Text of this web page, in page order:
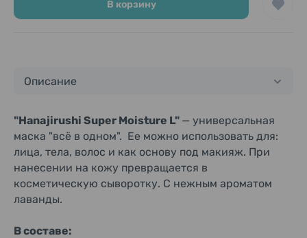
В корзину
Описание
"Hanajirushi Super Moisture L" — универсальная
маска "всё в одном". Ее можно использовать для:
лица, тела, волос и как основу под макияж. При
нанесении на кожу превращается в
косметическую сыворотку. С нежным ароматом
лаванды.
В составе: